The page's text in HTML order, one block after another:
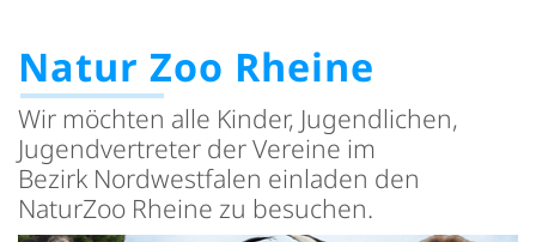
Natur Zoo Rheine
Wir möchten alle Kinder, Jugendlichen,
Jugendvertreter der Vereine im
Bezirk Nordwestfalen einladen den
NaturZoo Rheine zu besuchen.